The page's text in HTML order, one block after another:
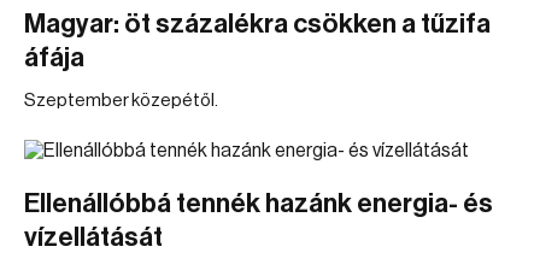
Magyar: öt százalékra csökken a tűzifa
áfája
Szeptember közepétől.
Ellenállóbbá tennék hazánk energia- és
vízellátását